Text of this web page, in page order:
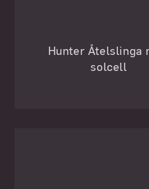
Hunter Åtelslinga
solcell